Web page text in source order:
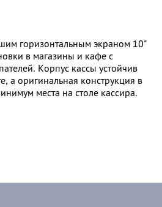
горизонтальным экраном 10"
в магазины и кафе с
Корпус кассы устойчив
а оригинальная конструкция в
места на столе кассира.